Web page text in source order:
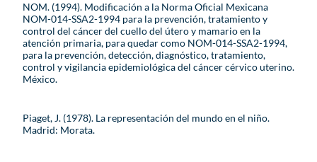
NOM. (1994). Modificación a la Norma Oficial Mexicana
NOM-014-SSA2-1994 para la prevención, tratamiento y
control del cáncer del cuello del útero y mamario en la
atención primaria, para quedar como NOM-014-SSA2-1994,
para la prevención, detección, diagnóstico, tratamiento,
control y vigilancia epidemiológica del cáncer cérvico uterino.
México.
Piaget, J. (1978). La representación del mundo en el niño.
Madrid: Morata.